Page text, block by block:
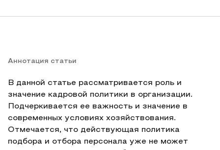
Аннотация статьи
В данной статье рассматривается роль и
значение кадровой политики в организации.
Подчеркивается ее важность и значение в
современных условиях хозяйствования.
Отмечается, что действующая политика
подбора и отбора персонала уже не может